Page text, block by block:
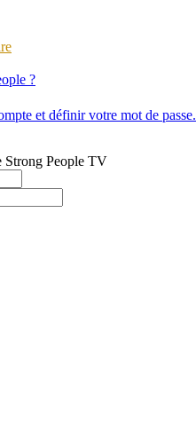
?
et définir votre mot de passe.
Strong People TV